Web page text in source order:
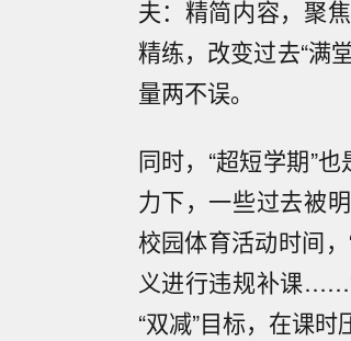
夫：精简内容，聚
精练，改变过去“满
量两不误。
同时，“超短学期”
力下，一些过去被
校园体育活动时间
义进行违规补课
“双减”目标，在课时